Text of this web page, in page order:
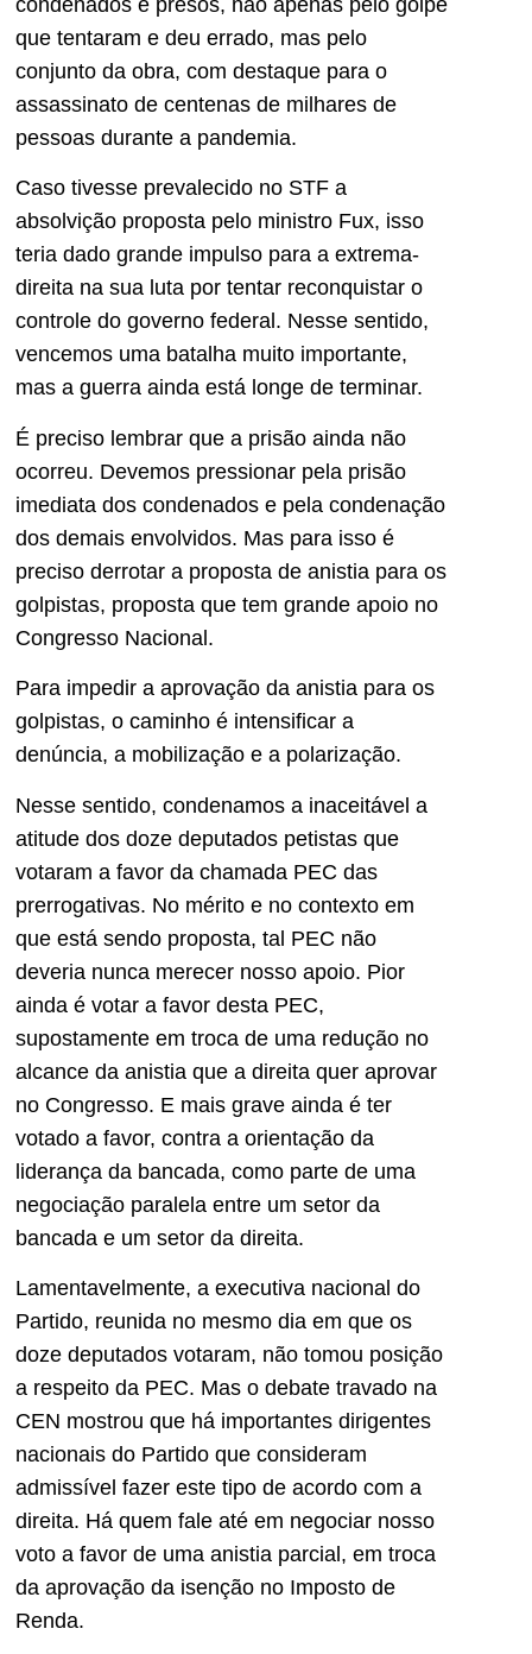
condenados e presos, não apenas pelo golpe
que tentaram e deu errado, mas pelo
conjunto da obra, com destaque para o
assassinato de centenas de milhares de
pessoas durante a pandemia.
Caso tivesse prevalecido no STF a
absolvição proposta pelo ministro Fux, isso
teria dado grande impulso para a extrema-
direita na sua luta por tentar reconquistar o
controle do governo federal. Nesse sentido,
vencemos uma batalha muito importante,
mas a guerra ainda está longe de terminar.
É preciso lembrar que a prisão ainda não
ocorreu. Devemos pressionar pela prisão
imediata dos condenados e pela condenação
dos demais envolvidos. Mas para isso é
preciso derrotar a proposta de anistia para os
golpistas, proposta que tem grande apoio no
Congresso Nacional.
Para impedir a aprovação da anistia para os
golpistas, o caminho é intensificar a
denúncia, a mobilização e a polarização.
Nesse sentido, condenamos a inaceitável a
atitude dos doze deputados petistas que
votaram a favor da chamada PEC das
prerrogativas. No mérito e no contexto em
que está sendo proposta, tal PEC não
deveria nunca merecer nosso apoio. Pior
ainda é votar a favor desta PEC,
supostamente em troca de uma redução no
alcance da anistia que a direita quer aprovar
no Congresso. E mais grave ainda é ter
votado a favor, contra a orientação da
liderança da bancada, como parte de uma
negociação paralela entre um setor da
bancada e um setor da direita.
Lamentavelmente, a executiva nacional do
Partido, reunida no mesmo dia em que os
doze deputados votaram, não tomou posição
a respeito da PEC. Mas o debate travado na
CEN mostrou que há importantes dirigentes
nacionais do Partido que consideram
admissível fazer este tipo de acordo com a
direita. Há quem fale até em negociar nosso
voto a favor de uma anistia parcial, em troca
da aprovação da isenção no Imposto de
Renda.